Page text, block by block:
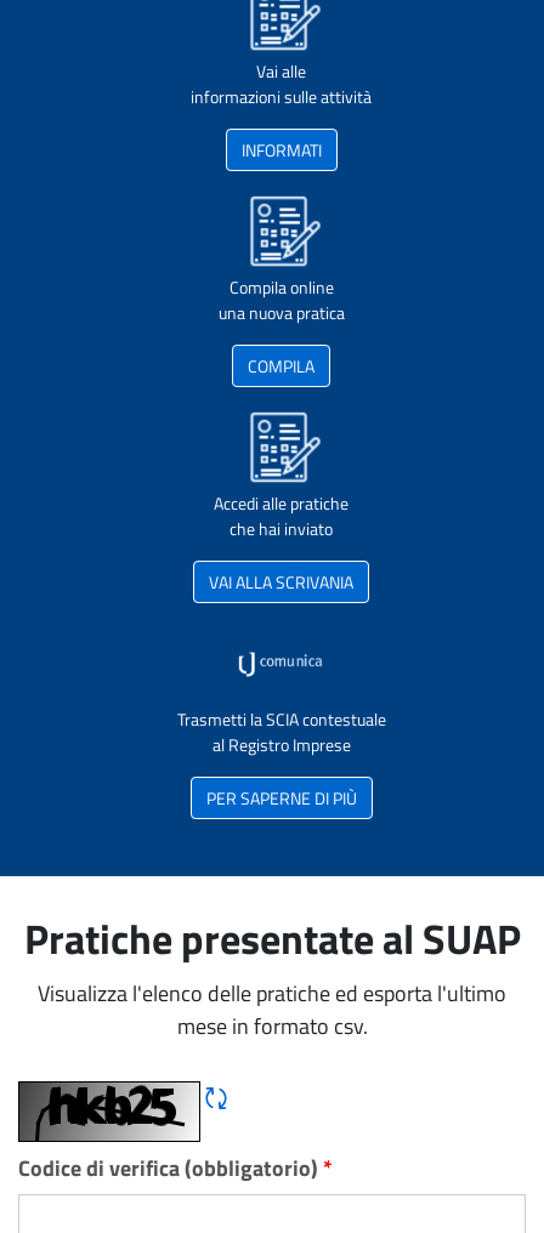
Vai alle
informazioni sulle attività
INFORMATI
Compila online
una nuova pratica
COMPILA
Accedi alle pratiche
che hai inviato
VAI ALLA SCRIVANIA
Trasmetti la SCIA contestuale
al Registro Imprese
PER SAPERNE DI PIÙ
Pratiche presentate al SUAP
Visualizza l'elenco delle pratiche ed esporta l'ultimo
mese in formato csv.
Rigene CAPTCHA
Codice di verifica (obbligatorio) *